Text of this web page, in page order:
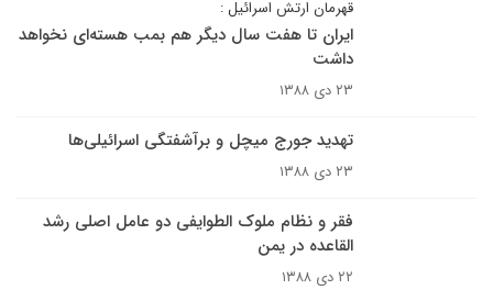
قهرمان ارتش اسرائيل :
ايران تا هفت سال ديگر هم بمب هسته‌اى نخواهد
داشت
۲۳ دی ۱۳۸۸
تهديد جورج ميچل و برآشفتگى اسرائيلى‌ها
۲۳ دی ۱۳۸۸
فقر و نظام ملوک الطوايفى دو عامل اصلى رشد
القاعده در يمن
۲۲ دی ۱۳۸۸